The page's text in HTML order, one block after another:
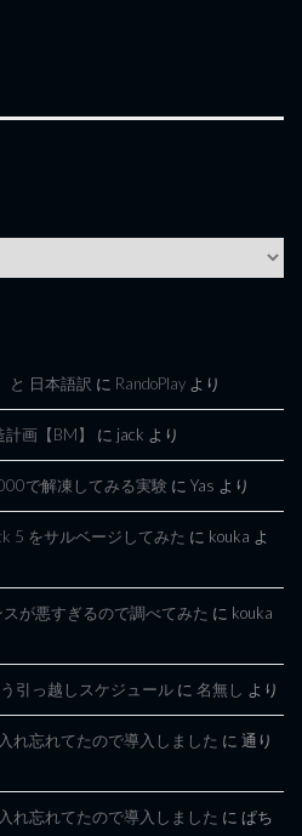
と 日本語訳 に RandoPlay より
画【BM】 に jack より
で解凍してみる実験 に Yas より
5 をサルベージしてみた に kouka よ
が悪すぎるので調べてみた に kouka
引っ越しスケジュール に 名無し より
れ忘れてたので導入しました に 通り
れ忘れてたので導入しました に ぱち